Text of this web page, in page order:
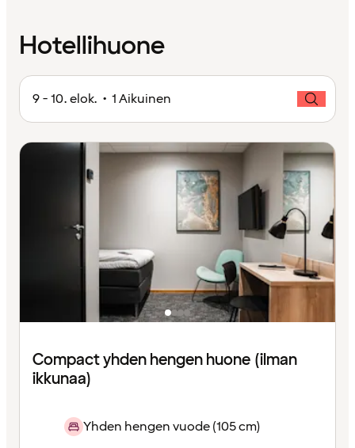
Hotellihuone
9 - 10. elok. • 1 Aikuinen
Compact yhden hengen huone (ilman
ikkunaa)
Yhden hengen vuode (105 cm)